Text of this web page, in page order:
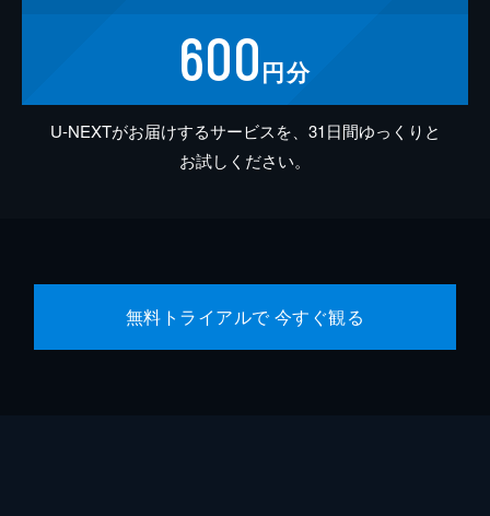
600円分
U-NEXTがお届けするサービスを、31日間ゆっくりと
お試しください。
無料トライアルで 今すぐ観る